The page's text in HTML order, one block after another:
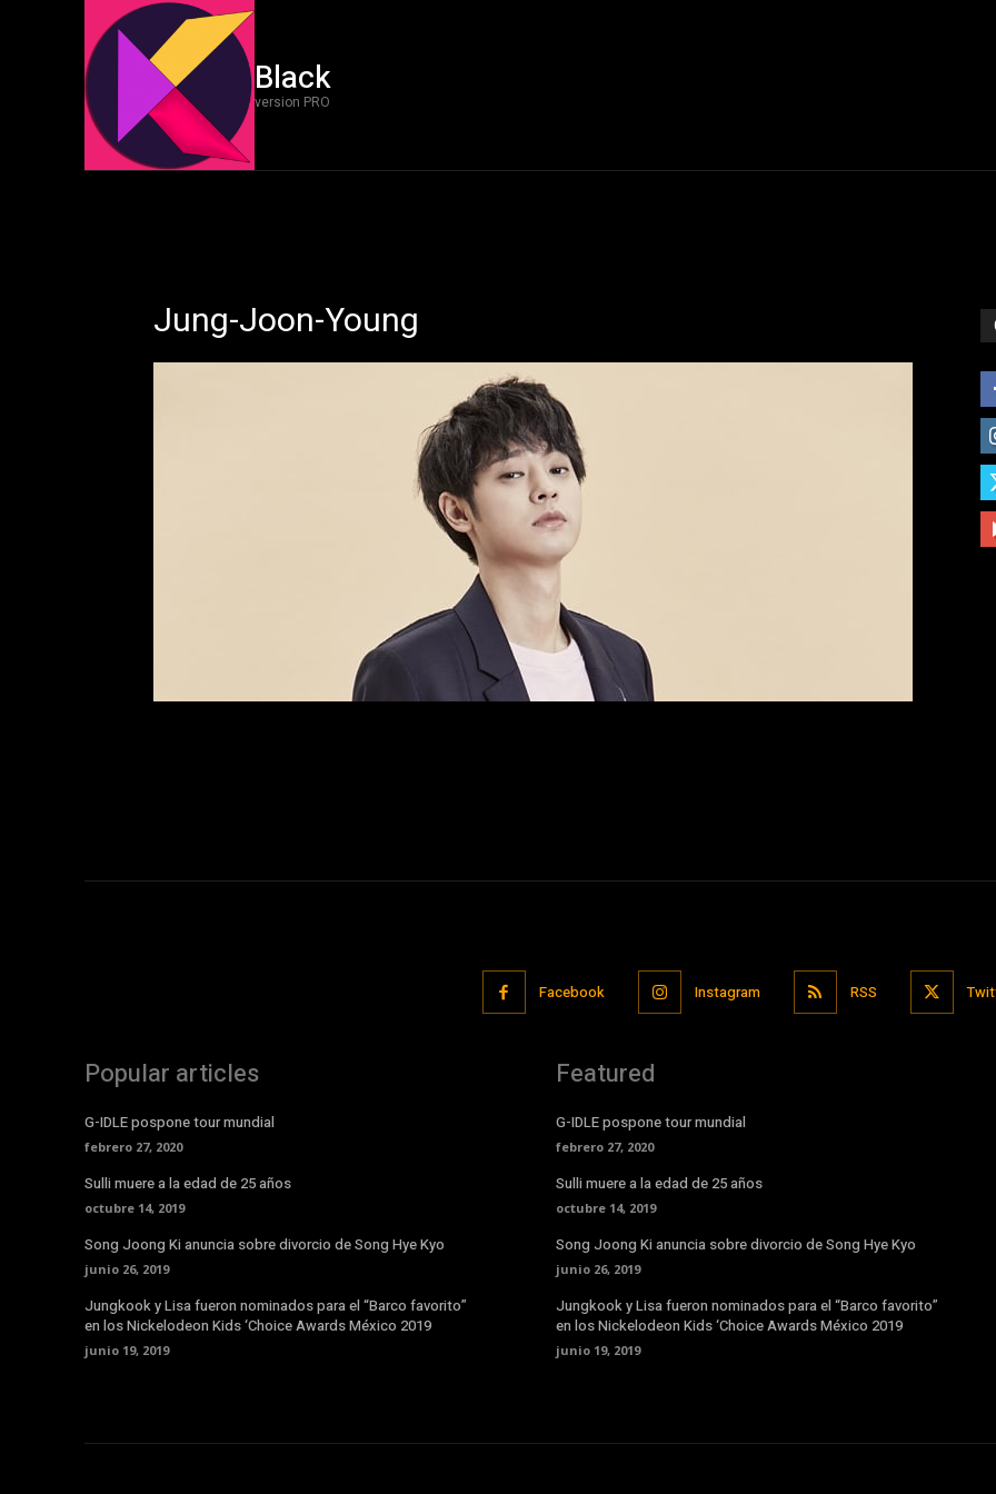
Black
version PRO
Jung-Joon-Young
Facebook Instagram RSS
Popular articles
G-IDLE pospone tour mundial
febrero 27, 2020
Sulli muere a la edad de 25 años
octubre 14, 2019
Song Joong Ki anuncia sobre divorcio de Song Hye Kyo
junio 26, 2019
Jungkook y Lisa fueron nominados para el “Barco favorito”
en los Nickelodeon Kids ‘Choice Awards México 2019
junio 19, 2019
Featured
G-IDLE pospone tour mundial
febrero 27, 2020
Sulli muere a la edad de 25 años
octubre 14, 2019
Song Joong Ki anuncia sobre divorcio de Song Hye Kyo
junio 26, 2019
Jungkook y Lisa fueron nominados para el “Barco favorito”
en los Nickelodeon Kids ‘Choice Awards México 2019
junio 19, 2019